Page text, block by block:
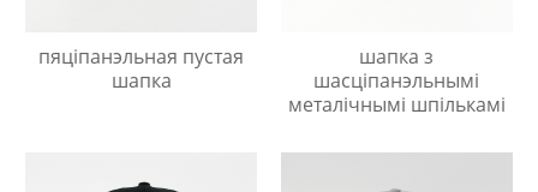
пяціпанэльная пустая
шапка
шапка з
шасціпанэльнымі
металічнымі шпількамі